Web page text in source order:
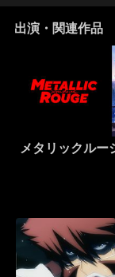
出演・関連作品
メタリックルー